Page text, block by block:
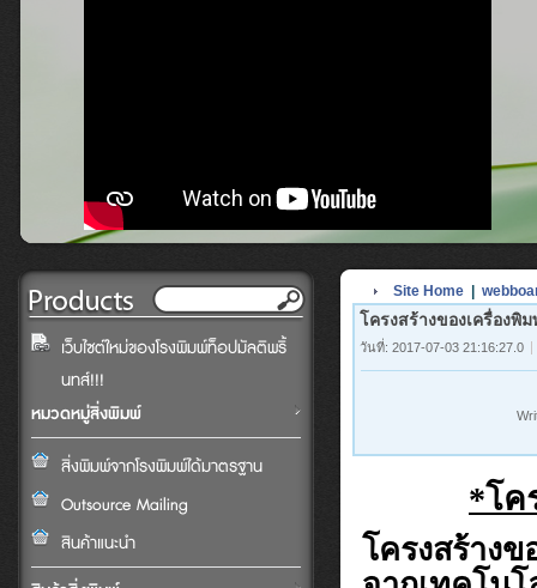
เว็บไซต์ใหม่ของโรงพิมพ์ท็อปมัลติพริ้
นทส์!!!
หมวดหมู่สิ่งพิมพ์
สิ่งพิมพ์จากโรงพิมพ์ได้มาตรฐาน
Outsource Mailing
สินค้าแนะนำ
Site Home
โครงสร้างของเครื่องพิ
วันที่: 2017-07-03 21:16:27.0
*โค
โครงสร้าง